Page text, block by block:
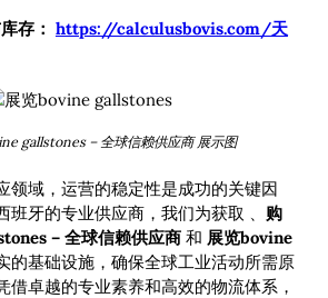
存： https://calculusbovis.com/天
gallstones – 全球信赖供应商 展示图
领域，运营的稳定性是成功的关键因
班牙的专业供应商，我们为获取 、 购
– 全球信赖供应商 和 展览bovine
的基础设施，确保全球工业活动所需原
借卓越的专业素养和高效的物流体系，